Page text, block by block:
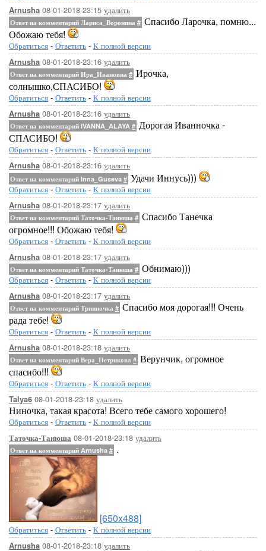
Arnusha 08-01-2018-23:15 удалить
Ответ на комментарий Лариса_Воронина # Спасибо Ларочка, помню...
Обожаю тебя!
Обратиться - Ответить - К полной версии
Arnusha 08-01-2018-23:16 удалить
Ответ на комментарий Ира_Ивановна # Ирочка,
солнышко,СПАСИБО!
Обратиться - Ответить - К полной версии
Arnusha 08-01-2018-23:16 удалить
Ответ на комментарий IVANNA_ALAYA # Дорогая Иванночка -
СПАСИБО!
Обратиться - Ответить - К полной версии
Arnusha 08-01-2018-23:16 удалить
Ответ на комментарий Inna_Guseva # Удачи Иннусь)))
Обратиться - Ответить - К полной версии
Arnusha 08-01-2018-23:17 удалить
Ответ на комментарий Таточка-Танюша # Спасибо Танечка
огромное!!! Обожаю тебя!
Обратиться - Ответить - К полной версии
Arnusha 08-01-2018-23:17 удалить
Ответ на комментарий Таточка-Танюша # Обнимаю)))
Обратиться - Ответить - К полной версии
Arnusha 08-01-2018-23:17 удалить
Ответ на комментарий Трииночка # Спасибо моя дорогая!!! Очень
рада тебе!
Обратиться - Ответить - К полной версии
Arnusha 08-01-2018-23:18 удалить
Ответ на комментарий Вера_Петрикова # Верунчик, огромное
спасибо!!!
Обратиться - Ответить - К полной версии
Talya6 08-01-2018-23:18 удалить
Ниночка, такая красота! Всего тебе самого хорошего!
Обратиться - Ответить - К полной версии
Таточка-Танюша 08-01-2018-23:18 удалить
Ответ на комментарий Arnusha # .
[650x488]
Обратиться - Ответить - К полной версии
Arnusha 08-01-2018-23:18 удалить